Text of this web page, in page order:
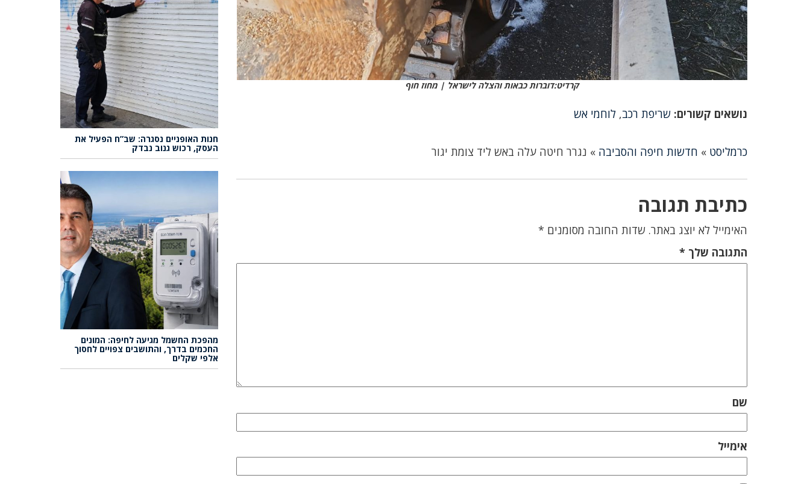
קרדיט:דוברות כבאות והצלה לישראל | מחוז חוף
נושאים קשורים:שריפת רכב,לוחמי אש
כרמליסט » חדשות חיפה והסביבה » נגרר חיטה עלה באש ליד צומת יגור
כתיבת תגובה
האימייל לא יוצג באתר. שדות החובה מסומנים *
התגובה שלך*
שם
אימייל
חנות האופניים נסגרה: שב”ח הפעיל את
העסק, רכוש גנוב נבדק
מהפכת החשמל מגיעה לחיפה: המונים
החכמים בדרך, והתושבים צפויים לחסוך
אלפי שקלים